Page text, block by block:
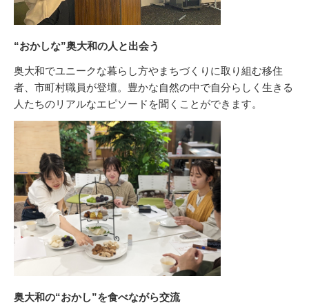
“おかしな”奥大和の人と出会う
奥大和でユニークな暮らし方やまちづくりに取り組む移住
者、市町村職員が登壇。豊かな自然の中で自分らしく生きる
人たちのリアルなエピソードを聞くことができます。
奥大和の“おかし”を食べながら交流